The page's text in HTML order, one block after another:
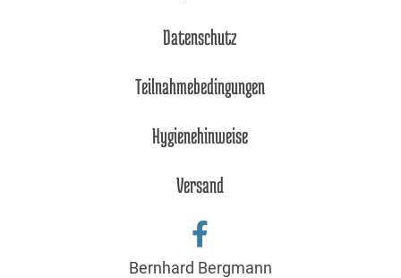
Datenschutz
Teilnahmebedingungen
Hygienehinweise
Versand
Bernhard Bergmann